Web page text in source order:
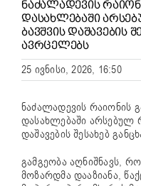
ᲜᲐᲫᲐᲚᲐᲓᲔᲕᲘᲡ
ᲓᲐᲡᲐᲮᲚᲔᲑᲐᲨᲘ
ᲑᲐᲕᲨᲕᲘᲡ ᲓᲐᲨᲐᲕᲔᲑᲘᲡ
ᲐᲕᲠᲪᲔᲚᲔᲑᲡ
25 ივნისი, 2026, 16:50
ნაძალადევის რაიონის
დასახლებაში არსებულ
დაშავების შესახებ
გამგეობა აღნიშნავს,
მოზარდმა დააზიანა,